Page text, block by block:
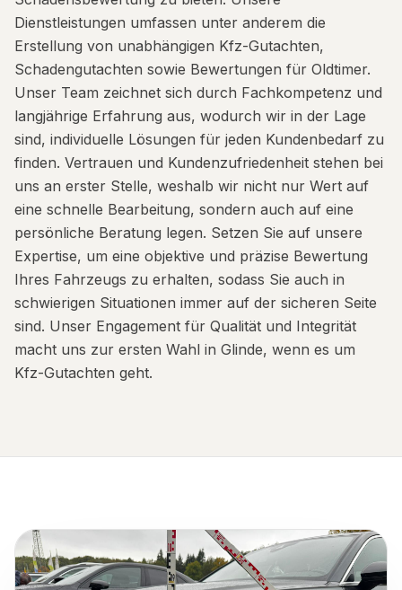
Dienstleistungen umfassen unter anderem die
Erstellung von unabhängigen Kfz-Gutachten,
Schadengutachten sowie Bewertungen für Oldtimer.
Unser Team zeichnet sich durch Fachkompetenz und
langjährige Erfahrung aus, wodurch wir in der Lage
sind, individuelle Lösungen für jeden Kundenbedarf zu
finden. Vertrauen und Kundenzufriedenheit stehen bei
uns an erster Stelle, weshalb wir nicht nur Wert auf
eine schnelle Bearbeitung, sondern auch auf eine
persönliche Beratung legen. Setzen Sie auf unsere
Expertise, um eine objektive und präzise Bewertung
Ihres Fahrzeugs zu erhalten, sodass Sie auch in
schwierigen Situationen immer auf der sicheren Seite
sind. Unser Engagement für Qualität und Integrität
macht uns zur ersten Wahl in Glinde, wenn es um
Kfz-Gutachten geht.